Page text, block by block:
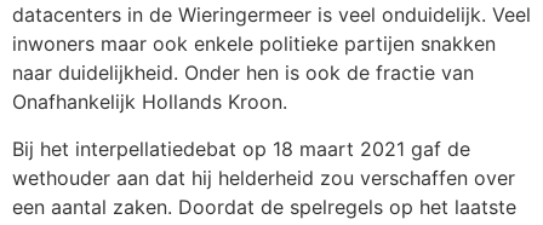
datacenters in de Wieringermeer is veel onduidelijk. Veel
inwoners maar ook enkele politieke partijen snakken
naar duidelijkheid. Onder hen is ook de fractie van
Onafhankelijk Hollands Kroon.
Bij het interpellatiedebat op 18 maart 2021 gaf de
wethouder aan dat hij helderheid zou verschaffen over
een aantal zaken. Doordat de spelregels op het laatste